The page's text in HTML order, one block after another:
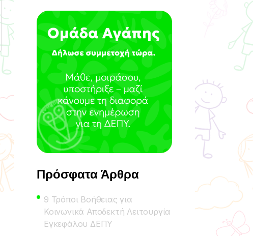
Πρόσφατα Άρθρα
9 Τρόποι Βοήθειας για
Κοινωνικά Αποδεκτή Λειτουργία
Εγκεφάλου ΔΕΠΥ